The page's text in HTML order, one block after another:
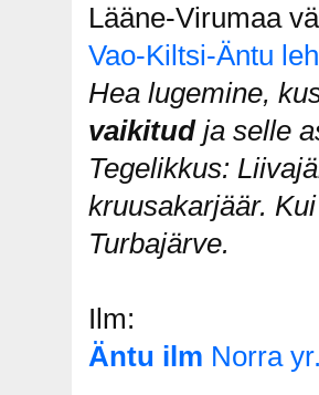
Lääne-Virumaa
Vao-Kiltsi-Äntu
Hea lugemine,
vaikitudja selle
Tegelikkus:
kruusakarjäär.
Turbajärve.
Ilm:
Äntu ilm Norra